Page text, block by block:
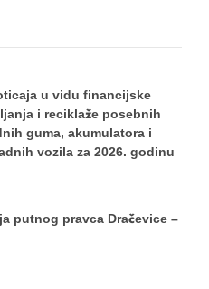
u vidu financijske
i reciklaže posebnih
guma, akumulatora i
vozila za 2026. godinu
putnog pravca Dračevice –